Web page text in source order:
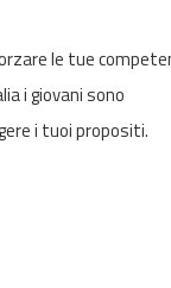
le tue
i giovani sono
i tuoi propositi.